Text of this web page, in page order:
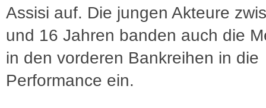
Assisi auf. Die jungen Akteure
und 16 Jahren banden auch die
in den vorderen Bankreihen in die
Performance ein.